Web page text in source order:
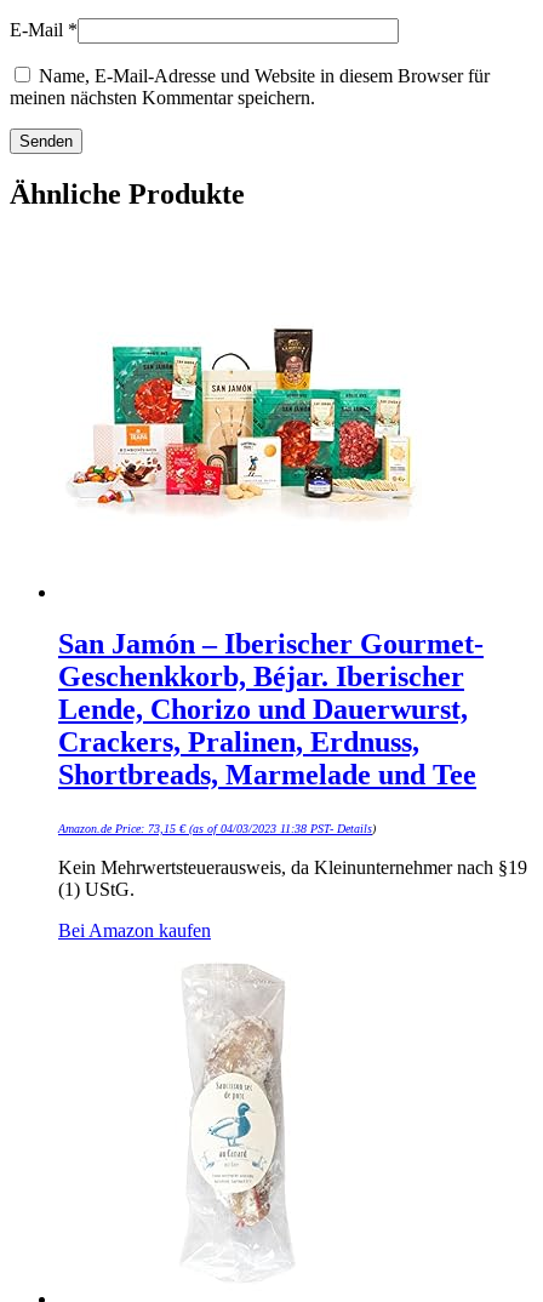
E-Mail *
Name, E-Mail-Adresse und Website in diesem Browser für
meinen nächsten Kommentar speichern.
Ähnliche Produkte
San Jamón – Iberischer Gourmet-
Geschenkkorb, Béjar. Iberischer
Lende, Chorizo und Dauerwurst,
Crackers, Pralinen, Erdnuss,
Shortbreads, Marmelade und Tee
Amazon.de Price: 73,15 €(as of 04/03/2023 11:38 PST- Details)
Kein Mehrwertsteuerausweis, da Kleinunternehmer nach §19
(1) UStG.
Bei Amazon kaufen